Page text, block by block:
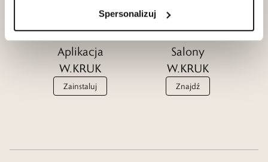
Spersonalizuj
Aplikacja
W.KRUK
Zainstaluj
Salony
W.KRUK
Znajdź